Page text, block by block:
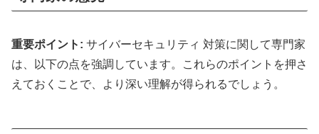
重要ポイント: サイバーセキュリティ 対策に関して専門家
は、以下の点を強調しています。これらのポイントを押さ
えておくことで、より深い理解が得られるでしょう。